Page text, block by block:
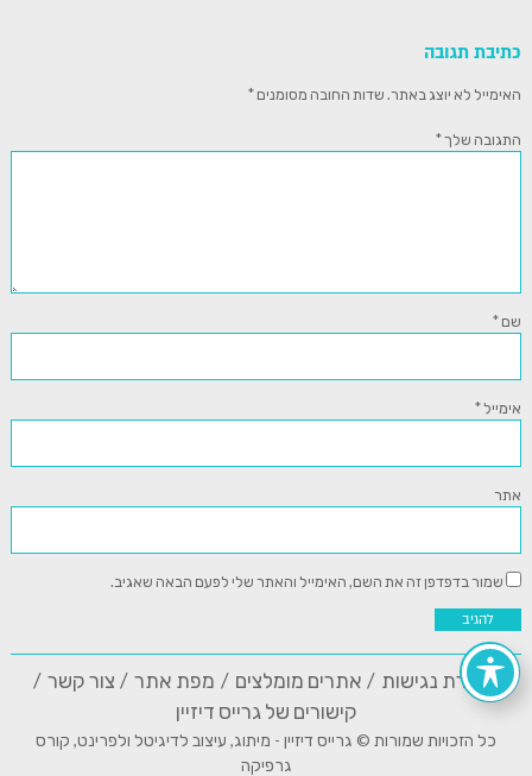
כתיבת תגובה
האימייל לא יוצג באתר.שדות החובה מסומנים*
התגובה שלך*
שם*
אימייל*
אתר
שמור בדפדפן זה את השם, האימייל והאתר שלי לפעם הבאה שאגיב.
הצהרת נגישות אתרים מומלצים מפת אתר
צור קשר
קישורים של גרייס דיזיין
כל הזכויות שמורות © גרייס דיזיין - מיתוג, עיצוב לדיגיטל ולפרינט, קורס
גרפיקה